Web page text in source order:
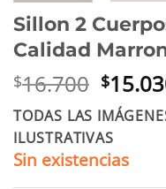
Sillon 2
Calidad
$16.700 El
precio
era:
$
TODAS LAS
ILUSTRATIVAS
Sin existencias